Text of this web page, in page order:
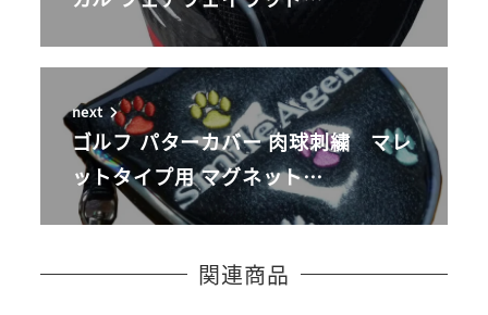
next
ゴルフ パターカバー 肉球刺繍 マレ
ットタイプ用 マグネット…
関連商品